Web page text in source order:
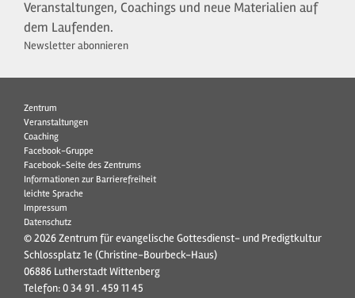
Veranstaltungen, Coachings und neue Materialien auf
dem Laufenden.
Newsletter abonnieren
Zentrum
Veranstaltungen
Coaching
Facebook-Gruppe
Facebook-Seite des Zentrums
Informationen zur Barrierefreiheit
leichte Sprache
Impressum
Datenschutz
© 2026 Zentrum für evangelische Gottesdienst- und Predigtkultur
Schlossplatz 1e (Christine-Bourbeck-Haus)
06886 Lutherstadt Wittenberg
Telefon:0 34 91 . 459 11 45